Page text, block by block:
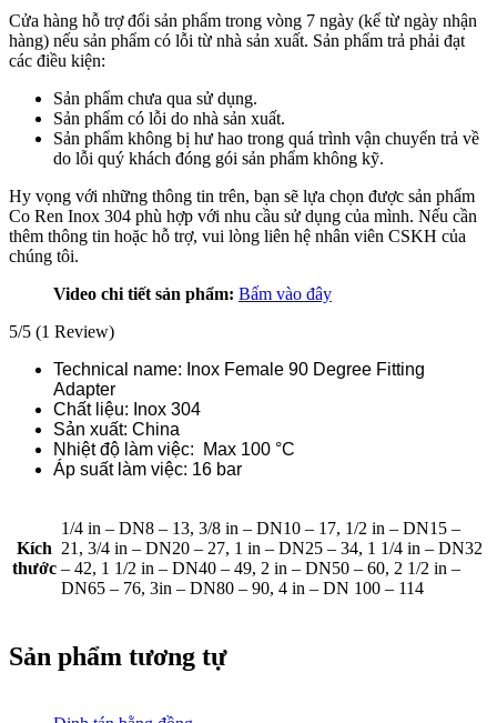
Cửa hàng hỗ trợ đổi sản phẩm trong vòng 7 ngày (kể từ ngày nhận
hàng) nếu sản phẩm có lỗi từ nhà sản xuất. Sản phẩm trả phải đạt
các điều kiện:
Sản phẩm chưa qua sử dụng.
Sản phẩm có lỗi do nhà sản xuất.
Sản phẩm không bị hư hao trong quá trình vận chuyển trả về
do lỗi quý khách đóng gói sản phẩm không kỹ.
Hy vọng với những thông tin trên, bạn sẽ lựa chọn được sản phẩm
Co Ren Inox 304 phù hợp với nhu cầu sử dụng của mình. Nếu cần
thêm thông tin hoặc hỗ trợ, vui lòng liên hệ nhân viên CSKH của
chúng tôi.
Video chi tiết sản phẩm: Bấm vào đây
5/5 (1 Review)
Technical name: Inox Female 90 Degree Fitting
Adapter
Chất liệu: Inox 304
Sản xuất: China
Nhiệt độ làm việc: Max 100 °C
Áp suất làm việc: 16 bar
Kích
thước
1/4 in – DN8 – 13, 3/8 in – DN10 – 17, 1/2 in – DN15 –
21, 3/4 in – DN20 – 27, 1 in – DN25 – 34, 1 1/4 in – DN32
– 42, 1 1/2 in – DN40 – 49, 2 in – DN50 – 60, 2 1/2 in –
DN65 – 76, 3in – DN80 – 90, 4 in – DN 100 – 114
Sản phẩm tương tự